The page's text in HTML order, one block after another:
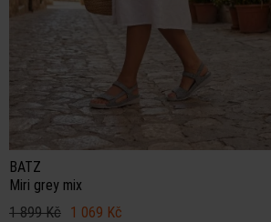
BATZ
Miri grey mix
1 899 Kč 1 069 Kč